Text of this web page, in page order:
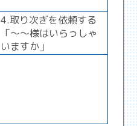
4.取り次ぎを依頼する
「～～様はいらっしゃ
いますか」